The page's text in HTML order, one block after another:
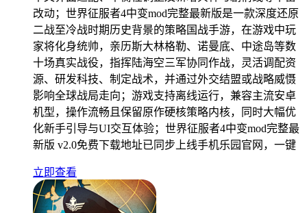
改动；世界征服者4中变mod完整最新版是一款深度还原
二战至冷战时期历史背景的策略国战手游，在游戏中玩
家将化身统帅，亲历斯大林格勒、诺曼底、中途岛等数
十场真实战役，指挥陆海空三军协同作战，灵活调配资
源、研发科技、制定战术，并通过外交结盟或战略威慑
影响全球战局走向；游戏支持离线运行，兼容主流安卓
机型，操作流畅且保留原作硬核策略内核，同时大幅优
化新手引导与UI交互体验；世界征服者4中变mod完整最
新版 v2.0免费下载地址已同步上线手机乐园官网，一键
立即查看